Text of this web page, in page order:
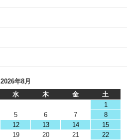
2026年8月
水 木 金
土
1
5 6 7
8
12 13 14
15
19 20 21
22